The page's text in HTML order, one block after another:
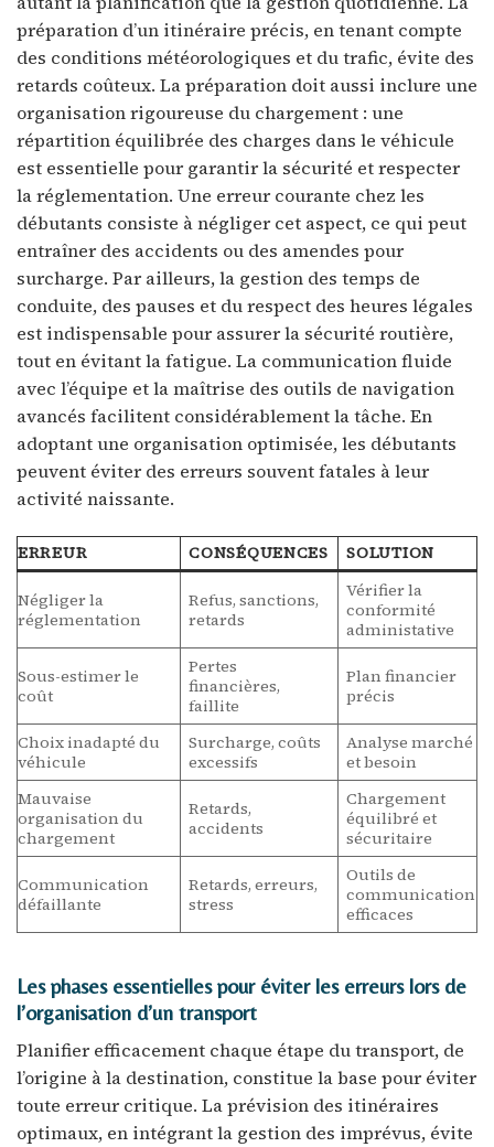
préparation d’un itinéraire précis, en tenant compte
des conditions météorologiques et du trafic, évite des
retards coûteux. La préparation doit aussi inclure une
organisation rigoureuse du chargement : une
répartition équilibrée des charges dans le véhicule
est essentielle pour garantir la sécurité et respecter
la réglementation. Une erreur courante chez les
débutants consiste à négliger cet aspect, ce qui peut
entraîner des accidents ou des amendes pour
surcharge. Par ailleurs, la gestion des temps de
conduite, des pauses et du respect des heures légales
est indispensable pour assurer la sécurité routière,
tout en évitant la fatigue. La communication fluide
avec l’équipe et la maîtrise des outils de navigation
avancés facilitent considérablement la tâche. En
adoptant une organisation optimisée, les débutants
peuvent éviter des erreurs souvent fatales à leur
activité naissante.
ERREUR CONSÉQUENCES SOLUTION
Négliger la
réglementation
Refus, sanctions,
retards
Vérifier la
conformité
administative
Sous-estimer le
coût
Pertes
financières,
faillite
Plan financier
précis
Choix inadapté du
véhicule
Surcharge, coûts
excessifs
Analyse marché
et besoin
Mauvaise
organisation du
chargement
Retards,
accidents
Chargement
équilibré et
sécuritaire
Communication
défaillante
Retards, erreurs,
stress
Outils de
communication
efficaces
Les phases essentielles pour éviter les erreurs lors de
l’organisation d’un transport
Planifier efficacement chaque étape du transport, de
l’origine à la destination, constitue la base pour éviter
toute erreur critique. La prévision des itinéraires
optimaux, en intégrant la gestion des imprévus, évite